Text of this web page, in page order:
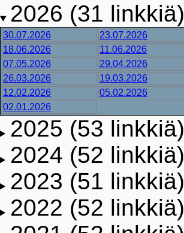
2026 (31 linkkiä)
30.07.2026 23.07.2026
18.06.2026
11.06.2026
07.05.2026
29.04.2026
26.03.2026
19.03.2026
12.02.2026
05.02.2026
02.01.2026
2025 (53 linkkiä)
2024 (52 linkkiä)
2023 (51 linkkiä)
2022 (52 linkkiä)